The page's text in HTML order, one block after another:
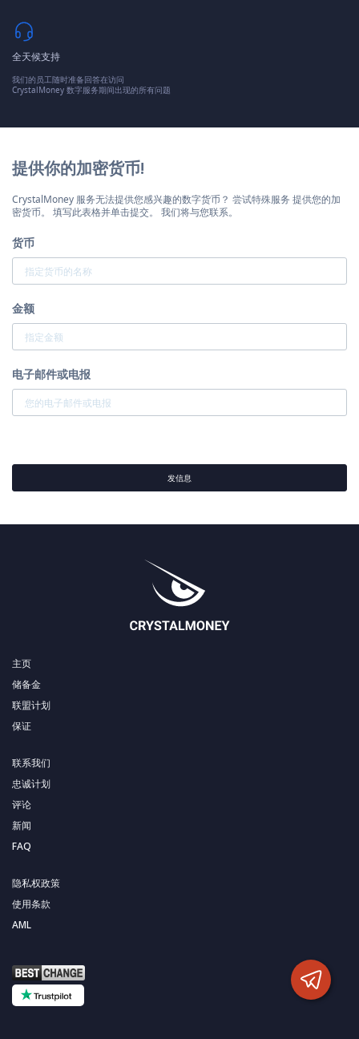
全天候支持
我们的员工随时准备回答在访问
CrystalMoney 数字服务期间出现的所有问题
提供你的加密货币!
CrystalMoney 服务无法提供您感兴趣的数字货币？ 尝试特殊服务 提供您的加
密货币。 填写此表格并单击提交。 我们将与您联系。
货币
金额
电子邮件或电报
发信息
主页
储备金
联盟计划
保证
联系我们
忠诚计划
评论
新闻
FAQ
隐私权政策
使用条款
AML